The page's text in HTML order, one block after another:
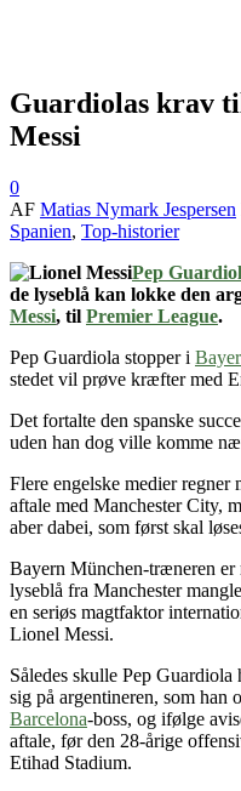
Guardiolas krav
Messi
0
AF Matias Nymark Jespersen
Spanien, Top-historier
Pep
de lyseblå kan lokke den
Messi, til Premier League.
Pep Guardiola stopper i
stedet vil prøve kræfter med
Det fortalte den spanske
uden han dog ville komme
Flere engelske medier regner
aftale med Manchester City,
aber dabei, som først skal
Bayern München-træneren er
lyseblå fra Manchester
en seriøs magtfaktor
Lionel Messi.
Således skulle Pep
sig på argentineren, som han
Barcelona-boss, og ifølge
aftale, før den 28-årige
Etihad Stadium.